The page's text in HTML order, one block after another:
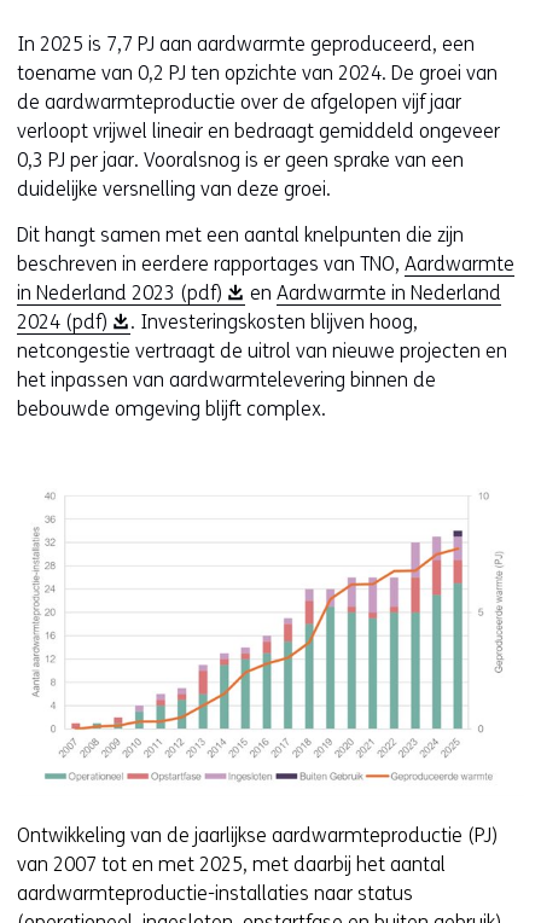
)
(
v
e
r
w
i
j
s
t
n
a
a
e
r
w
e
b
t
e
t
e
r
)
In 2025 is 7,7 PJ aan aardwarmte geproduceerd, een
toename van 0,2 PJ ten opzichte van 2024. De groei van
de aardwarmteproductie over de afgelopen vijf jaar
verloopt vrijwel lineair en bedraagt gemiddeld ongeveer
0,3 PJ per jaar. Vooralsnog is er geen sprake van een
duidelijke versnelling van deze groei.
Dit hangt samen met een aantal knelpunten die zijn
beschreven in eerdere rapportages van TNO, Aardwarmte
in Nederland 2023 (pdf)
o
p
e
n
v
e
n
s
t
r
)
enAardwarmte in Nederland
2024 (pdf)
o
p
e
e
n
s
e
r
)
. Investeringskosten blijven hoog,
netcongestie vertraagt de uitrol van nieuwe projecten en
het inpassen van aardwarmtelevering binnen de
bebouwde omgeving blijft complex.
Ontwikkeling van de jaarlijkse aardwarmteproductie (PJ)
van 2007 tot en met 2025, met daarbij het aantal
aardwarmteproductie-installaties naar status